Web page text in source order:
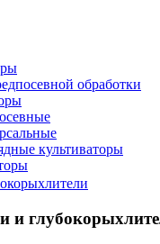
обработки
культиваторы
и